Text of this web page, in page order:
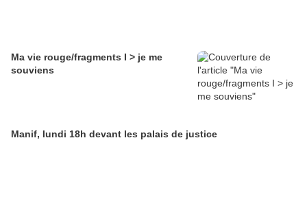
Ma vie rouge/fragments I > je me
souviens
Manif, lundi 18h devant les palais de justice